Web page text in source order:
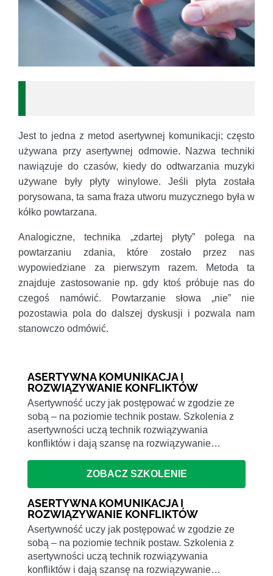
Jest to jedna z metod asertywnej komunikacji; często
używana przy asertywnej odmowie. Nazwa techniki
nawiązuje do czasów, kiedy do odtwarzania muzyki
używane były płyty winylowe. Jeśli płyta została
porysowana, ta sama fraza utworu muzycznego była w
kółko powtarzana.
Analogiczne, technika „zdartej płyty” polega na
powtarzaniu zdania, które zostało przez nas
wypowiedziane za pierwszym razem. Metoda ta
znajduje zastosowanie np. gdy ktoś próbuje nas do
czegoś namówić. Powtarzanie słowa „nie” nie
pozostawia pola do dalszej dyskusji i pozwala nam
stanowczo odmówić.
ASERTYWNA KOMUNIKACJA I
ROZWIĄZYWANIE KONFLIKTÓW
Asertywność uczy jak postępować w zgodzie ze
sobą – na poziomie technik postaw. Szkolenia z
asertywności uczą technik rozwiązywania
konfliktów i dają szansę na rozwiązywanie…
ZOBACZ SZKOLENIE
ASERTYWNA KOMUNIKACJA I
ROZWIĄZYWANIE KONFLIKTÓW
Asertywność uczy jak postępować w zgodzie ze
sobą – na poziomie technik postaw. Szkolenia z
asertywności uczą technik rozwiązywania
konfliktów i dają szansę na rozwiązywanie…